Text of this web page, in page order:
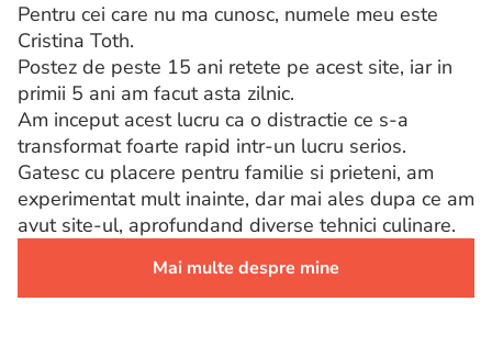
Pentru cei care nu ma cunosc, numele meu este
Cristina Toth.
Postez de peste 15 ani retete pe acest site, iar in
primii 5 ani am facut asta zilnic.
Am inceput acest lucru ca o distractie ce s-a
transformat foarte rapid intr-un lucru serios.
Gatesc cu placere pentru familie si prieteni, am
experimentat mult inainte, dar mai ales dupa ce am
avut site-ul, aprofundand diverse tehnici culinare.
Mai multe despre mine